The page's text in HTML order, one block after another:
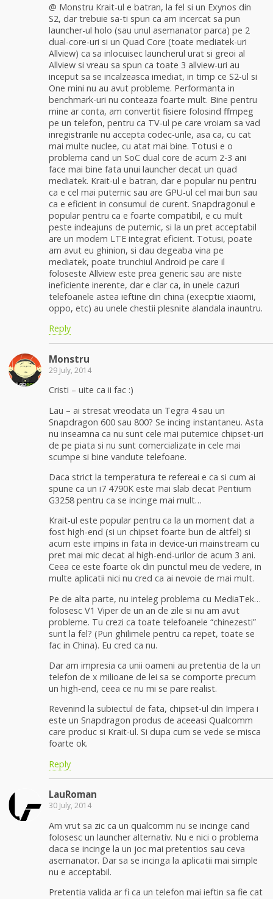
@ Monstru Krait-ul e batran, la fel si un Exynos din
S2, dar trebuie sa-ti spun ca am incercat sa pun
launcher-ul holo (sau unul asemanator parca) pe 2
dual-core-uri si un Quad Core (toate mediatek-uri
Allview) ca sa inlocuisec launcherul urat si greoi al
Allview si vreau sa spun ca toate 3 allview-uri au
inceput sa se incalzeasca imediat, in timp ce S2-ul si
One mini nu au avut probleme. Performanta in
benchmark-uri nu conteaza foarte mult. Bine pentru
mine ar conta, am convertit fisiere folosind ffmpeg
pe un telefon, pentru ca TV-ul pe care vroiam sa vad
inregistrarile nu accepta codec-urile, asa ca, cu cat
mai multe nuclee, cu atat mai bine. Totusi e o
problema cand un SoC dual core de acum 2-3 ani
face mai bine fata unui launcher decat un quad
mediatek. Krait-ul e batran, dar e popular nu pentru
ca e cel mai puternic sau are GPU-ul cel mai bun sau
ca e eficient in consumul de curent. Snapdragonul e
popular pentru ca e foarte compatibil, e cu mult
peste indeajuns de puternic, si la un pret acceptabil
are un modem LTE integrat eficient. Totusi, poate
am avut eu ghinion, si dau degeaba vina pe
mediatek, poate trunchiul Android pe care il
foloseste Allview este prea generic sau are niste
ineficiente inerente, dar e clar ca, in unele cazuri
telefoanele astea ieftine din china (execptie xiaomi,
oppo, etc) au unele chestii plesnite alandala inauntru.
Reply
Monstru
29 July, 2014
Cristi – uite ca ii fac :)
Lau – ai stresat vreodata un Tegra 4 sau un
Snapdragon 600 sau 800? Se incing instantaneu. Asta
nu inseamna ca nu sunt cele mai puternice chipset-uri
de pe piata si nu sunt comercializate in cele mai
scumpe si bine vandute telefoane.
Daca strict la temperatura te refereai e ca si cum ai
spune ca un i7 4790K este mai slab decat Pentium
G3258 pentru ca se incinge mai mult…
Krait-ul este popular pentru ca la un moment dat a
fost high-end (si un chipset foarte bun de altfel) si
acum este impins in fata in device-uri mainstream cu
pret mai mic decat al high-end-urilor de acum 3 ani.
Ceea ce este foarte ok din punctul meu de vedere, in
multe aplicatii nici nu cred ca ai nevoie de mai mult.
Pe de alta parte, nu inteleg problema cu MediaTek…
folosesc V1 Viper de un an de zile si nu am avut
probleme. Tu crezi ca toate telefoanele “chinezesti”
sunt la fel? (Pun ghilimele pentru ca repet, toate se
fac in China). Eu cred ca nu.
Dar am impresia ca unii oameni au pretentia de la un
telefon de x milioane de lei sa se comporte precum
un high-end, ceea ce nu mi se pare realist.
Revenind la subiectul de fata, chipset-ul din Impera i
este un Snapdragon produs de aceeasi Qualcomm
care produc si Krait-ul. Si dupa cum se vede se misca
foarte ok.
Reply
LauRoman
30 July, 2014
Am vrut sa zic ca un qualcomm nu se incinge cand
folosesc un launcher alternativ. Nu e nici o problema
daca se incinge la un joc mai pretentios sau ceva
asemanator. Dar sa se incinga la aplicatii mai simple
nu e acceptabil.
Pretentia valida ar fi ca un telefon mai ieftin sa fie cat